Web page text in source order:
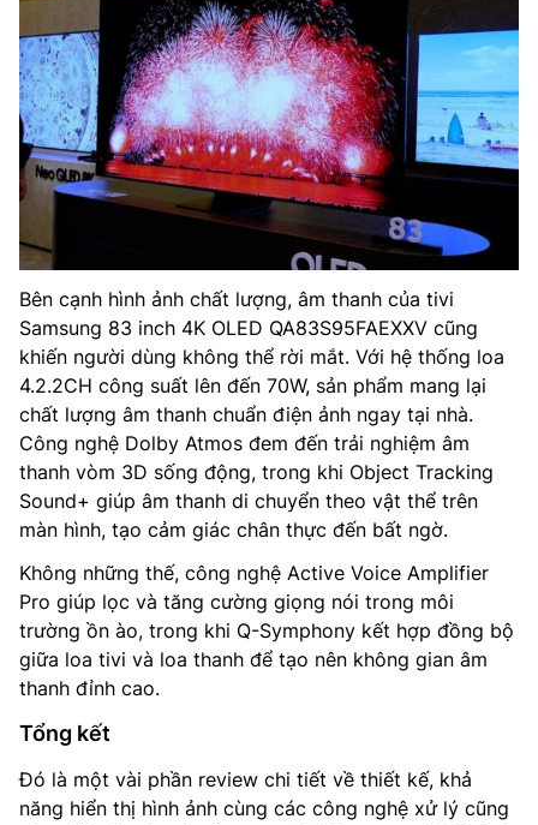
Bên cạnh hình ảnh chất lượng, âm thanh của tivi
Samsung 83 inch 4K OLED QA83S95FAEXXV cũng
khiến người dùng không thể rời mắt. Với hệ thống loa
4.2.2CH công suất lên đến 70W, sản phẩm mang lại
chất lượng âm thanh chuẩn điện ảnh ngay tại nhà.
Công nghệ Dolby Atmos đem đến trải nghiệm âm
thanh vòm 3D sống động, trong khi Object Tracking
Sound+ giúp âm thanh di chuyển theo vật thể trên
màn hình, tạo cảm giác chân thực đến bất ngờ.
Không những thế, công nghệ Active Voice Amplifier
Pro giúp lọc và tăng cường giọng nói trong môi
trường ồn ào, trong khi Q-Symphony kết hợp đồng bộ
giữa loa tivi và loa thanh để tạo nên không gian âm
thanh đỉnh cao.
Tổng kết
Đó là một vài phần review chi tiết về thiết kế, khả
năng hiển thị hình ảnh cùng các công nghệ xử lý cũng